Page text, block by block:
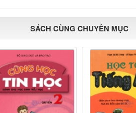
SÁCH CÙNG CHUYÊN MỤC